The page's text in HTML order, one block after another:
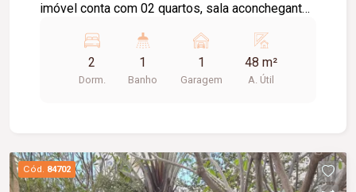
imóvel conta com 02 quartos, sala aconchegante,
banheiro social e 01 vaga de estacionamento. O
condomínio oferece uma excelente infraestrutura
com portaria 24 horas, gás canalizado, salão de
2
Dorm.
1
Banho
1
Garagem
48 m²
A. Útil
Cód. 84702